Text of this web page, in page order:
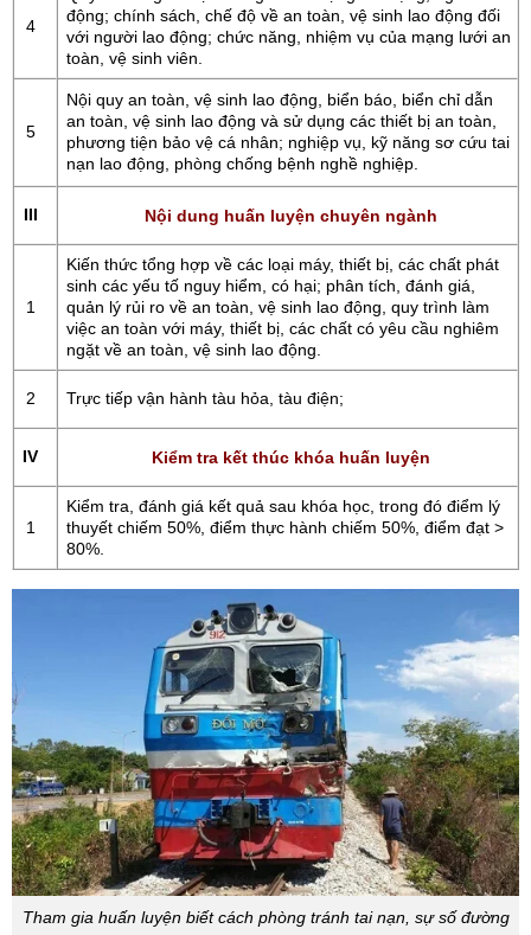
4
động; chính sách, chế độ về an toàn, vệ sinh lao động đối
với người lao động; chức năng, nhiệm vụ của mạng lưới an
toàn, vệ sinh viên.
5
Nội quy an toàn, vệ sinh lao động, biển báo, biển chỉ dẫn
an toàn, vệ sinh lao động và sử dụng các thiết bị an toàn,
phương tiện bảo vệ cá nhân; nghiệp vụ, kỹ năng sơ cứu tai
nạn lao động, phòng chống bệnh nghề nghiệp.
III Nội dung huấn luyện chuyên ngành
1
Kiến thức tổng hợp về các loại máy, thiết bị, các chất phát
sinh các yếu tố nguy hiểm, có hại; phân tích, đánh giá,
quản lý rủi ro về an toàn, vệ sinh lao động, quy trình làm
việc an toàn với máy, thiết bị, các chất có yêu cầu nghiêm
ngặt về an toàn, vệ sinh lao động.
2 Trực tiếp vận hành tàu hỏa, tàu điện;
IV Kiểm tra kết thúc khóa huấn luyện
1
Kiểm tra, đánh giá kết quả sau khóa học, trong đó điểm lý
thuyết chiếm 50%, điểm thực hành chiếm 50%, điểm đạt >
80%.
Tham gia huấn luyện biết cách phòng tránh tai nạn, sự số đường